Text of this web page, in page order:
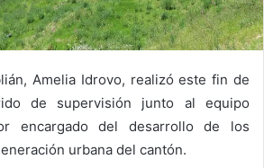
Amelia Idrovo, realizó este fin de
de supervisión junto al equipo
encargado del desarrollo de los
urbana del cantón.